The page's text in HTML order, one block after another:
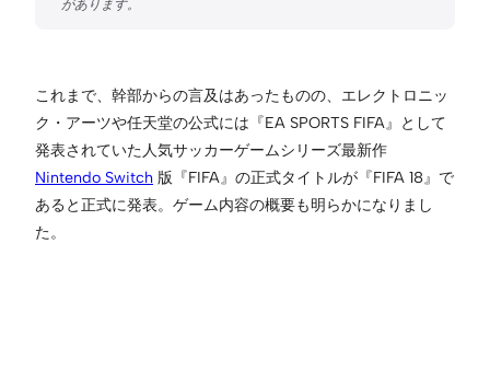
これまで、幹部からの言及はあったものの、エレクトロニッ
ク・アーツや任天堂の公式には『EA SPORTS FIFA』として
発表されていた人気サッカーゲームシリーズ最新作
Nintendo Switch 版『FIFA』の正式タイトルが『FIFA 18』で
あると正式に発表。ゲーム内容の概要も明らかになりまし
た。